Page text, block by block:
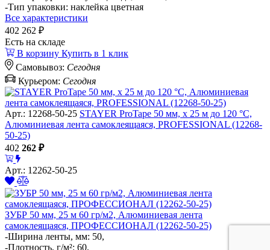
-Тип упаковки: наклейка цветная
Все характеристики
402 262 ₽
Есть на складе
В корзину Купить в 1 клик
Самовывоз: Сегодня
Курьером: Сегодня
Арт.: 12268-50-25 STAYER ProTape 50 мм, x 25 м до 120 °С,
Алюминиевая лента самоклеящаяся, PROFESSIONAL (12268-
50-25)
402 262 ₽
Арт.: 12262-50-25
ЗУБР 50 мм, 25 м 60 гр/м2, Алюминиевая лента
самоклеящаяся, ПРОФЕССИОНАЛ (12262-50-25)
-Ширина ленты, мм: 50,
-Плотность, г/м²: 60,